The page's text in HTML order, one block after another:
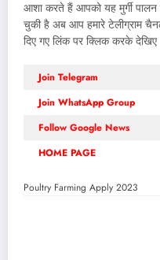
आशा करते हैं आपको यह मुर्गी
चुकी है अब आप हमारे टेलीग्राम
दिए गए लिंक पर क्लिक करके
Join Telegram
Join WhatsApp Group
Follow Google News
HOME PAGE
Poultry Farming Apply 2023